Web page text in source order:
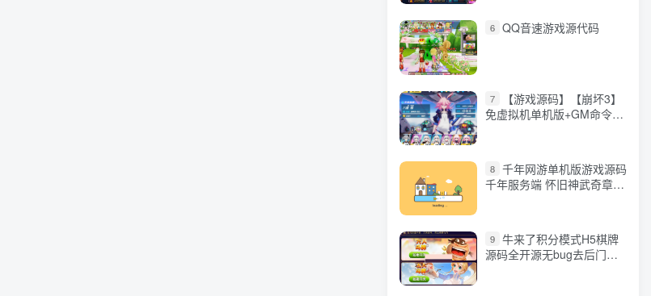
6 QQ音速游戏源代码
7
【游戏源码】【崩坏3】
免虚拟机单机版+GM命令
8 千年网游单机版游戏源码
千年服务端 怀旧神武奇章一
9 牛来了积分模式H5棋牌
源码全开源无bug去后门无